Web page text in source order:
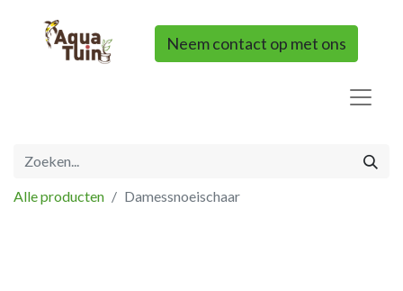
Neem contact op met ons
Alle producten Damessnoeischaar